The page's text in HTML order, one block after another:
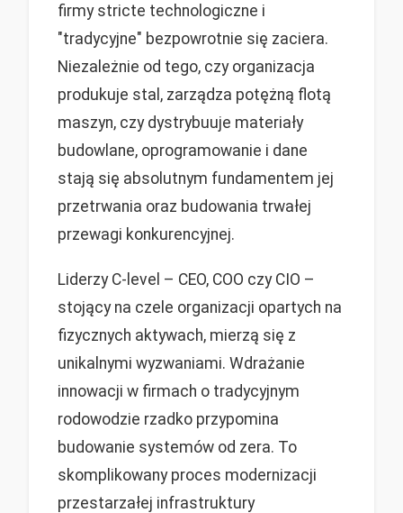
firmy stricte technologiczne i
"tradycyjne" bezpowrotnie się zaciera.
Niezależnie od tego, czy organizacja
produkuje stal, zarządza potężną flotą
maszyn, czy dystrybuuje materiały
budowlane, oprogramowanie i dane
stają się absolutnym fundamentem jej
przetrwania oraz budowania trwałej
przewagi konkurencyjnej.
Liderzy C-level – CEO, COO czy CIO –
stojący na czele organizacji opartych na
fizycznych aktywach, mierzą się z
unikalnymi wyzwaniami. Wdrażanie
innowacji w firmach o tradycyjnym
rodowodzie rzadko przypomina
budowanie systemów od zera. To
skomplikowany proces modernizacji
przestarzałej infrastruktury